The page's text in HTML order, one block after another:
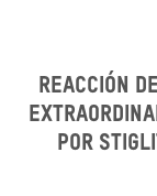
REACCIÓN
POR